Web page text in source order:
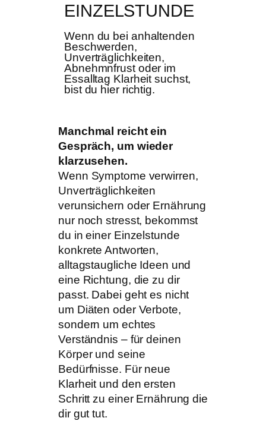
EINZELSTUNDE
Wenn du bei anhaltenden
Beschwerden,
Unverträglichkeiten,
Abnehmnfrust oder im
Essalltag Klarheit suchst,
bist du hier richtig.
Manchmal reicht ein
Gespräch, um wieder
klarzusehen.
Wenn Symptome verwirren,
Unverträglichkeiten
verunsichern oder Ernährung
nur noch stresst, bekommst
du in einer Einzelstunde
konkrete Antworten,
alltagstaugliche Ideen und
eine Richtung, die zu dir
passt. Dabei geht es nicht
um Diäten oder Verbote,
sondern um echtes
Verständnis – für deinen
Körper und seine
Bedürfnisse. Für neue
Klarheit und den ersten
Schritt zu einer Ernährung die
dir gut tut.